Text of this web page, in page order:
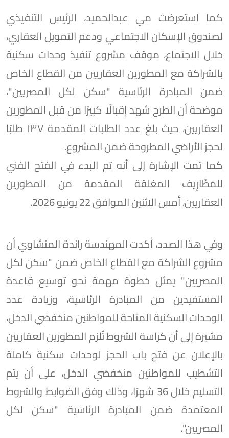
كما استعرضت مي عبدالحميد، الرئيس التنفيذي
لصندوق الإسكان الاجتماعي ودعم التمويل العقاري،
خلال الاجتماع، موقف مشروع تنفيذ وحدات سكنية
بالشراكة مع المطورين العقاريين من القطاع الخاص
ضمن المبادرة الرئاسية "سكن لكل المصريين"،
موضحة أن الطرح شهد إقبالًا كبيرًا من قبل المطورين
العقاريين، حيث بلغ عدد الطلبات المقدمة ١٣٧ طلبًا
لحجز الأراضي المطروحة ضمن المشروع.
كما تمت الإشارة إلى أنه تم البدء في الفتح الفني
للمَظَارِيف المغلقة المقدمة من المطورين
العقاريين، أمس الاثنين الموافق 22 يونيو 2026.
وفي هذا الصدد، أكدت المهندسة راندة المنشاوي أن
مشروع الشراكة مع القطاع الخاص ضمن "سكن لكل
المصريين" يمثل خطوة مهمة نحو توسيع قاعدة
المستفيدين من المبادرة الرئاسية، وزيادة عدد
الوحدات السكنية المتاحة للمواطنين منخفضي الدخل،
مشيرة إلى أن كراسة الشروط تُلزم المطورين العقاريين
بالإعلان عن فتح باب الحجز لوحدات سكنية كاملة
التشطيب للمواطنين منخفضي الدخل، على أن يتم
التسليم خلال 36 شهرًا، وذلك وفق الضوابط والشروط
المعتمدة ضمن المبادرة الرئاسية "سكن لكل
المصريين".